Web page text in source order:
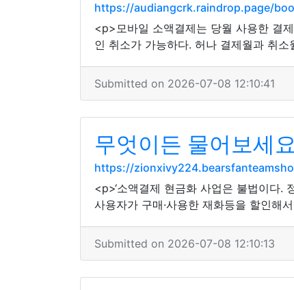
https://audiangcrk.raindrop.page/
<p>모바일 소액결제는 당월 사용한 결
인 취소가 가능하다. 허나 결제월과 취
Submitted on 2026-07-08 12:10:41
무엇이든 물어보세
https://
<p>‘소액결제 현금화 사업은 불법이다.
사용자가 구매·사용한 재화등을 할인해
Submitted on 2026-07-08 12:10:13